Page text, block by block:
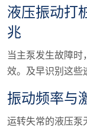
液压振动打
兆
当主泵发生故障时，
效。及早识别这些
振动频率与
运转失常的液压泵